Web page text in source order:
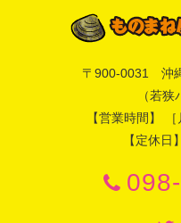
〒 900-0031 沖
（若狭
【営業時間】
【定休日